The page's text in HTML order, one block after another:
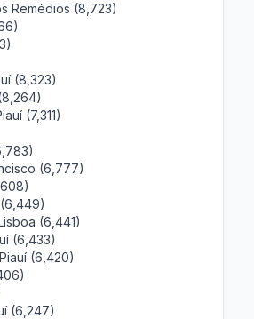
Remédios (8,723)
(8,323)
(7,311)
(6,777)
(6,441)
(6,433)
(6,420)
(6,247)